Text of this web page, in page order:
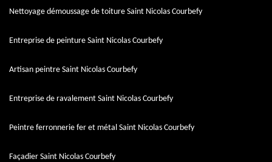
Nettoyage démoussage de toiture Saint Nicolas Courbefy
Entreprise de peinture Saint Nicolas Courbefy
Artisan peintre Saint Nicolas Courbefy
Entreprise de ravalement Saint Nicolas Courbefy
Peintre ferronnerie fer et métal Saint Nicolas Courbefy
Façadier Saint Nicolas Courbefy